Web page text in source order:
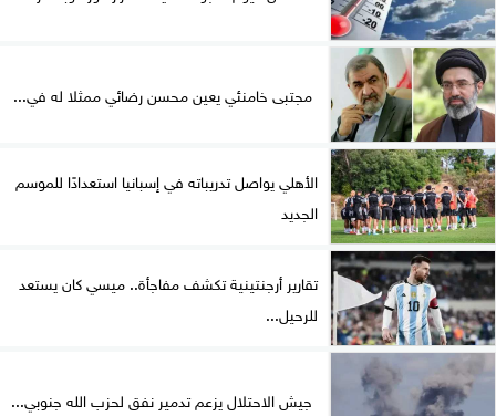
مجتبى خامنئي يعين محسن رضائي ممثلا له في...
الأهلي يواصل تدريباته في إسبانيا استعدادًا للموسم
الجديد
تقارير أرجنتينية تكشف مفاجأة.. ميسي كان يستعد
للرحيل...
جيش الاحتلال يزعم تدمير نفق لحزب الله جنوبي...